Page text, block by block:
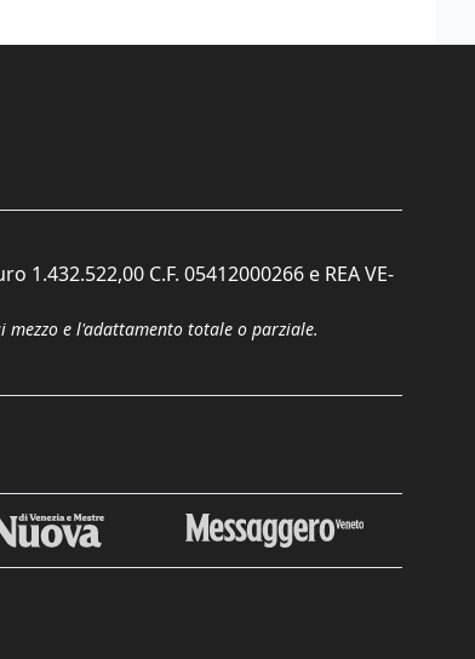
1.432.522,00 C.F. 05412000266 e REA VE-
e l'adattamento totale o parziale.